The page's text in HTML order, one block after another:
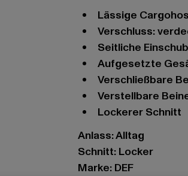
Lässige
Verschluss:
Seitliche
Aufgesetzte
Verschließbare
Verstellbare
Lockerer Schnitt
Anlass: Alltag
Schnitt: Locker
Marke: DEF